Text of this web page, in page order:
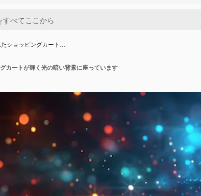
ショッピングカート…
カートが輝く光の暗い背景に座っています